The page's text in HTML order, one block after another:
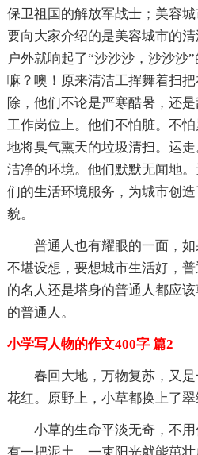
保卫祖国的解放军战士；美容
要向大家介绍的是美容城市的
户外就响起了“沙沙沙，沙沙沙
嘛？噢！原来清洁工挥舞着扫
除，他们不论是严寒酷暑，还
工作岗位上。他们不怕脏。不
地将臭气熏天的垃圾清扫。运
洁净的环境。他们默默无闻地
们的生活环境服务，为城市创
貌。
普通人也有耀眼的一面，
不堪设想，要想城市生活好，
的名人还是塔身的普通人都应
的普通人。
小学写人物的作文400字 篇2
春回大地，万物复苏，又
花红。原野上，小草都换上了翠
小草的生命平淡无奇，不
有一把泥土、一束阳光就能茁壮